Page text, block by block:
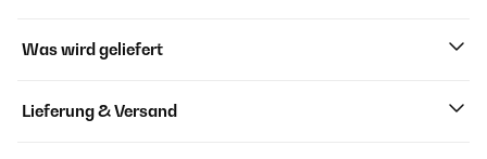
Was wird geliefert
Lieferung & Versand